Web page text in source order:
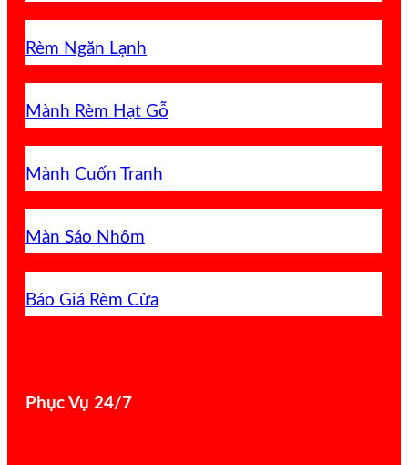
Rèm Ngăn Lạnh
Mành Rèm Hạt Gỗ
Mành Cuốn Tranh
Màn Sáo Nhôm
Báo Giá Rèm Cửa
Phục Vụ 24/7